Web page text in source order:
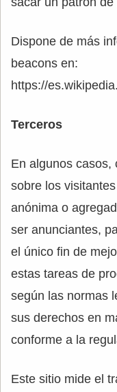
Dispone de más
beacons en:
https://
Terceros
En algunos casos,
sobre los
anónima o
ser anunciantes,
el único fin de
estas tareas de
según las normas
sus derechos en
conforme a la
Este sitio mide el